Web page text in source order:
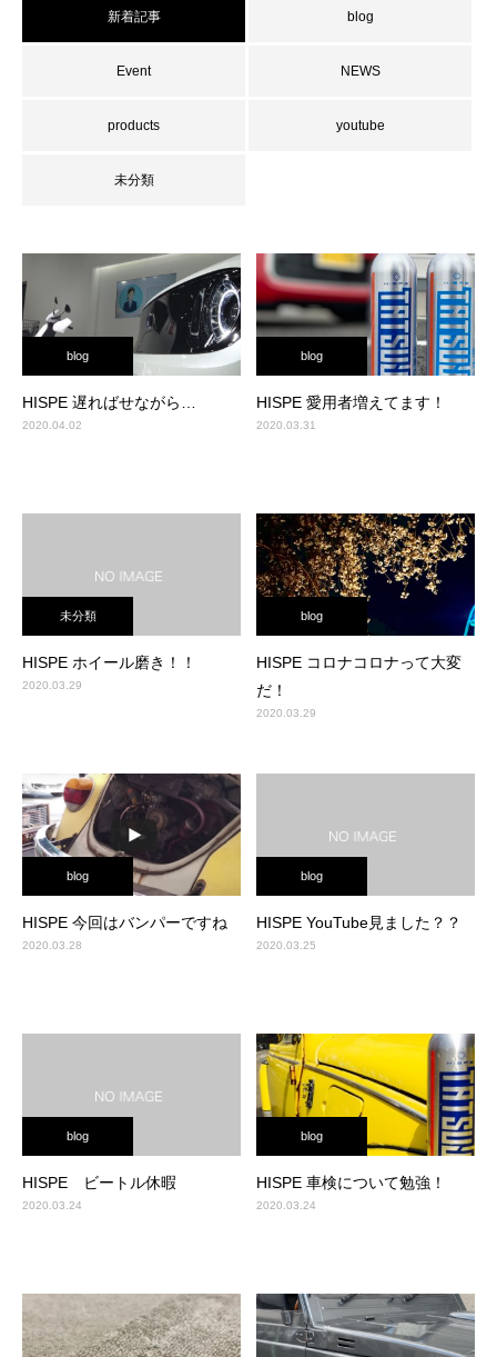
新着記事 blog
Event NEWS
products youtube
未分類
blog
HISPE 遅ればせながら…
2020.04.02
blog
HISPE 愛用者増えてます！
2020.03.31
未分類
HISPE ホイール磨き！！
2020.03.29
blog
HISPE コロナコロナって大変
だ！
2020.03.29
blog
HISPE 今回はバンパーですね
2020.03.28
blog
HISPE YouTube見ました？？
2020.03.25
blog
HISPE ビートル休暇
2020.03.24
blog
HISPE 車検について勉強！
2020.03.24